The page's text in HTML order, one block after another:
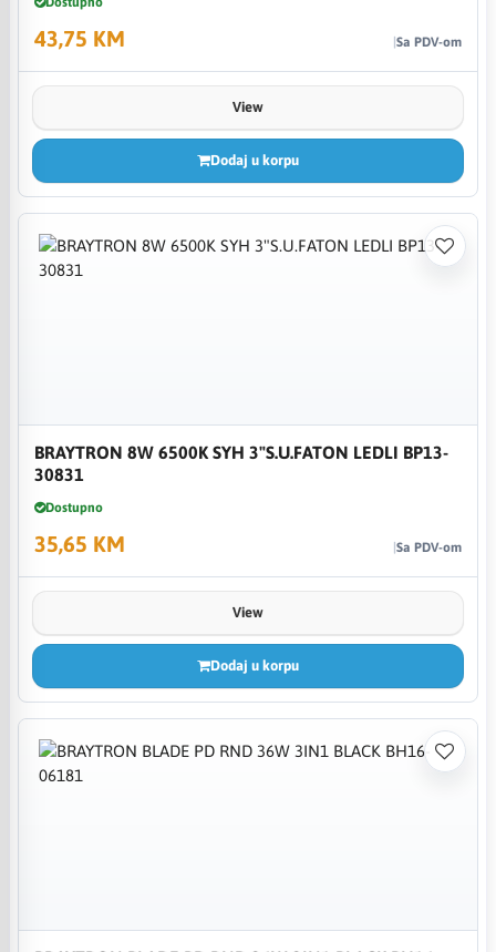
43,75 KM Sa PDV-om
View
Dodaj u korpu
BRAYTRON 8W 6500K SYH 3"S.U.FATON LEDLI BP13-
30831
Dostupno
35,65 KM Sa PDV-om
View
Dodaj u korpu